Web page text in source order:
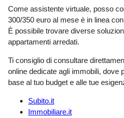
Come assistente virtuale, posso
300/350 euro al mese è in linea
È possibile trovare diverse
appartamenti arredati.
Ti consiglio di consultare
online dedicate agli immobili, dove
base al tuo budget e alle tue
Subito.it
Immobiliare.it
Liguria(190)
Lombardia(178)
Marche(244)
Molise(38)
Piemonte (117)
Sardegna(455)